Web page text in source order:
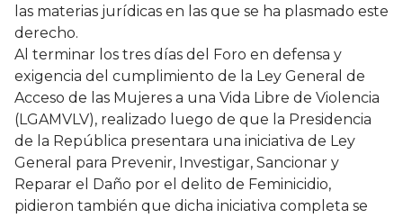
las materias jurídicas en las que se ha plasmado este
derecho.
Al terminar los tres días del Foro en defensa y
exigencia del cumplimiento de la Ley General de
Acceso de las Mujeres a una Vida Libre de Violencia
(LGAMVLV), realizado luego de que la Presidencia
de la República presentara una iniciativa de Ley
General para Prevenir, Investigar, Sancionar y
Reparar el Daño por el delito de Feminicidio,
pidieron también que dicha iniciativa completa se